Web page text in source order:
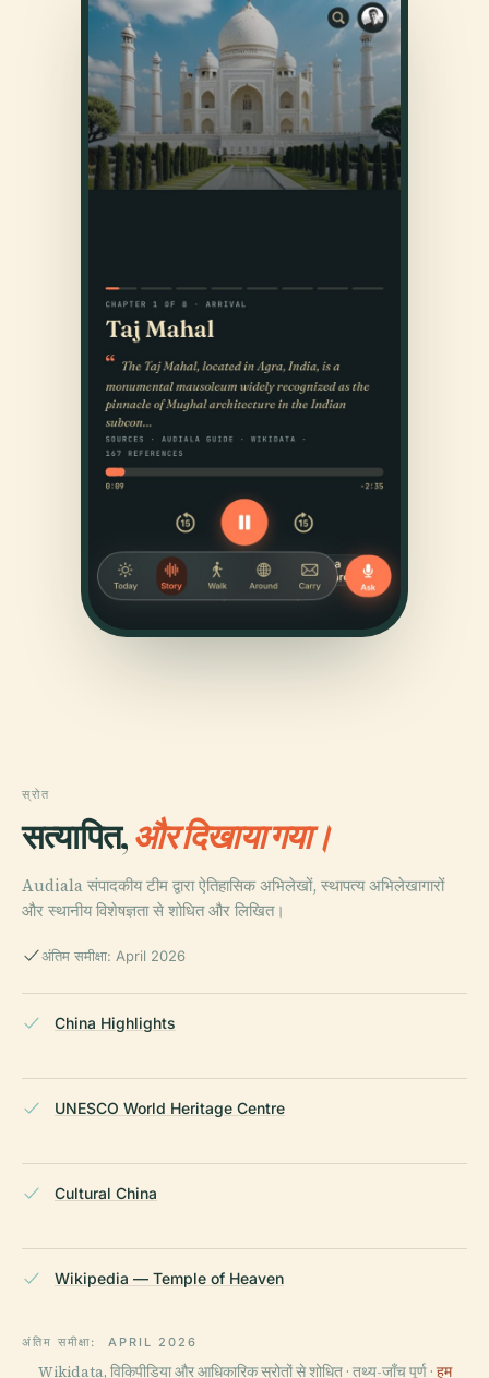
स्रोत
सत्यापित,और दिखाया गया।
Audiala संपादकीय टीम द्वारा ऐतिहासिक अभिलेखों, स्थापत्य अभिलेखागारों
और स्थानीय विशेषज्ञता से शोधित और लिखित।
अंतिम समीक्षा: April 2026
China Highlights
UNESCO World Heritage Centre
Cultural China
Wikipedia — Temple of Heaven
अंतिम समीक्षा: APRIL 2026
Wikidata, विकिपीडिया और आधिकारिक स्रोतों से शोधित · तथ्य-जाँच पूर्ण · हम